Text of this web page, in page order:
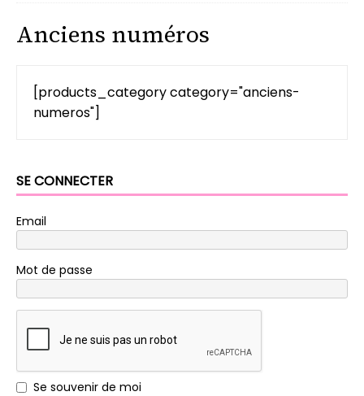
Anciens numéros
[products_category category="anciens-
numeros"]
SE CONNECTER
Email
Mot de passe
Se souvenir de moi